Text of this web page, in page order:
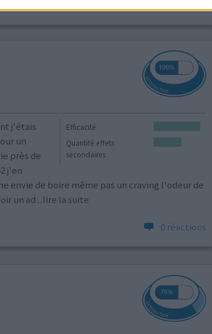
Efficacité
Quantité effets
secondaires
j'étais
un
près de
j'en
envie de boire même pas un craving l'odeur de
un ad ...lire la suite
0 réactions